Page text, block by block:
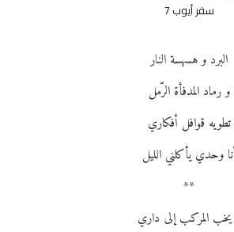
سفر أيوب 7
البرد و هسهسة النار
و رماد المدفأة الرّمل
تطويه قوافل أفكاري
وحدي يأكلني الليل
**
المركب إلى داري